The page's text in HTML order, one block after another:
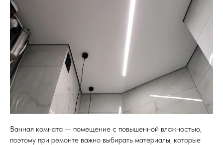
Ванная комната — помещение с повышенной влажностью,
поэтому при ремонте важно выбирать материалы, которые